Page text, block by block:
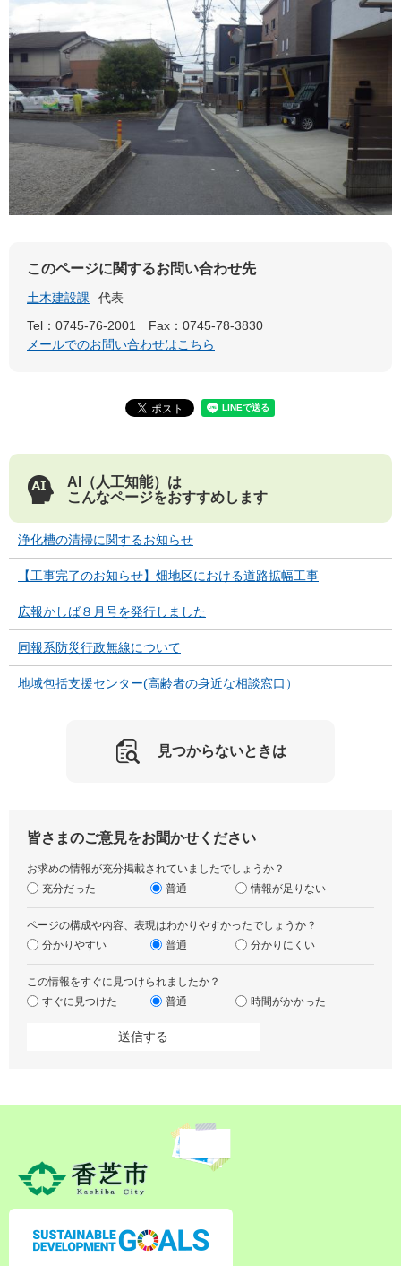
このページに関するお問い合わせ先
土木建設課
代表
Tel：0745-76-2001
Fax：0745-78-3830
メールでのお問い合わせはこちら
AI（人工知能）は
こんなページをおすすめします
浄化槽の清掃に関するお知らせ
【工事完了のお知らせ】畑地区における道路拡幅工事
広報かしば８月号を発行しました
同報系防災行政無線について
地域包括支援センター(高齢者の身近な相談窓口）
見つからないときは
皆さまのご意見をお聞かせください
お求めの情報が充分掲載されていましたでしょうか？
充分だった
普通 情報が足りない
ページの構成や内容、表現はわかりやすかったでしょうか？
分かりやすい
普通 分かりにくい
この情報をすぐに見つけられましたか？
すぐに見つけた
普通 時間がかかった